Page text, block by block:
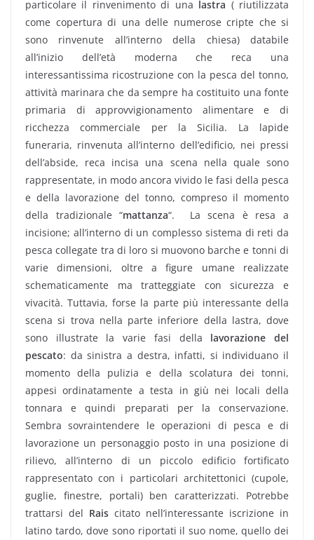
particolare il rinvenimento di una lastra ( riutilizzata
come copertura di una delle numerose cripte che si
sono rinvenute all’interno della chiesa) databile
all’inizio dell’età moderna che reca una
interessantissima ricostruzione con la pesca del tonno,
attività marinara che da sempre ha costituito una fonte
primaria di approvvigionamento alimentare e di
ricchezza commerciale per la Sicilia. La lapide
funeraria, rinvenuta all’interno dell’edificio, nei pressi
dell’abside, reca incisa una scena nella quale sono
rappresentate, in modo ancora vivido le fasi della pesca
e della lavorazione del tonno, compreso il momento
della tradizionale “mattanza“. La scena è resa a
incisione; all’interno di un complesso sistema di reti da
pesca collegate tra di loro si muovono barche e tonni di
varie dimensioni, oltre a figure umane realizzate
schematicamente ma tratteggiate con sicurezza e
vivacità. Tuttavia, forse la parte più interessante della
scena si trova nella parte inferiore della lastra, dove
sono illustrate la varie fasi della lavorazione del
pescato: da sinistra a destra, infatti, si individuano il
momento della pulizia e della scolatura dei tonni,
appesi ordinatamente a testa in giù nei locali della
tonnara e quindi preparati per la conservazione.
Sembra sovraintendere le operazioni di pesca e di
lavorazione un personaggio posto in una posizione di
rilievo, all’interno di un piccolo edificio fortificato
rappresentato con i particolari architettonici (cupole,
guglie, finestre, portali) ben caratterizzati. Potrebbe
trattarsi del Rais citato nell’interessante iscrizione in
latino tardo, dove sono riportati il suo nome, quello dei